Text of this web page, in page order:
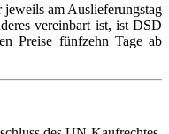
am Auslieferungstag
vereinbart ist, ist DSD
Preise fünfzehn Tage ab